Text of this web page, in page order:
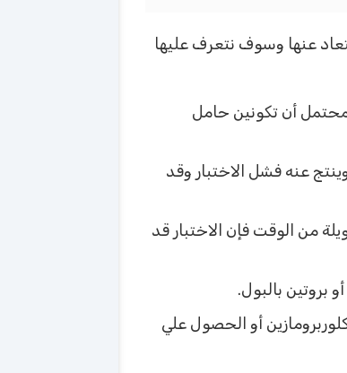
عنها وسوف نتعرف عليها
أن تكونين حامل
عنه فشل الاختبار وقد
من الوقت فإن الاختبار قد
بروتين بالبول.
أو الحصول علي